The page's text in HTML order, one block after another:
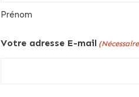
Prénom
Votre adresse E-mail